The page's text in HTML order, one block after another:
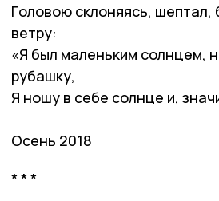
Головою склоняясь, шептал,
ветру:
«Я был маленьким солнцем,
рубашку,
Я ношу в себе солнце и,
Осень 2018
* * *